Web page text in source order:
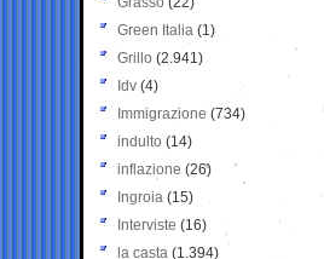
Green Italia (1)
Grillo (2.941)
Idv (4)
Immigrazione (734)
indulto (14)
inflazione (26)
Ingroia (15)
Interviste (16)
la casta (1.394)